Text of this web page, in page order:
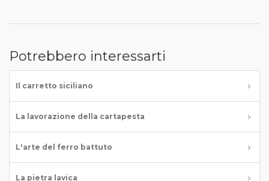
Potrebbero interessarti
Il carretto siciliano
La lavorazione della cartapesta
L'arte del ferro battuto
La pietra lavica